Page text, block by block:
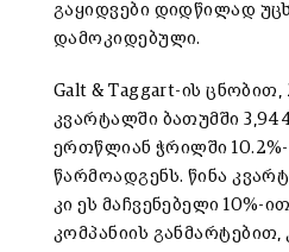
გაყიდვები დიდწილად
დამოკიდებული.
Galt & Taggart-ის ცნობით,
კვარტალში ბათუმში
ერთწლიან ჭრილში 10.2%-
წარმოადგენს. წინა
კი ეს მაჩვენებელი 10%-
კომპანიის